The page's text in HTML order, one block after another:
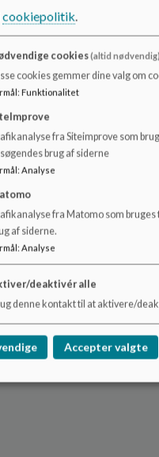
24, 5270 Odense
5798006606702
politik
cookiepolitik.
cookies(altid nødvendig)
cookies gemmer dine valg om
: Funktionalitet
fra Siteimprove som
brug af siderne
: Analyse
fra Matomo som bruges
af siderne.
: Analyse
deaktivér alle
denne kontakt til at aktivere/
Accepter valgte